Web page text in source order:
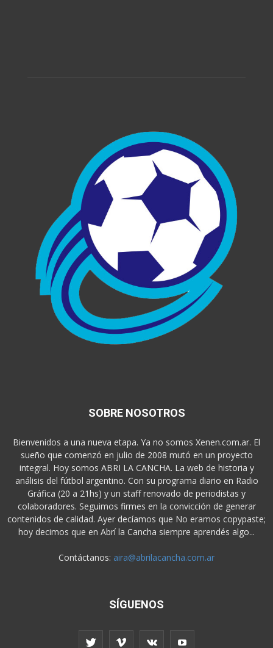
SOBRE NOSOTROS
Bienvenidos a una nueva etapa. Ya no somos Xenen.com.ar. El
sueño que comenzó en julio de 2008 mutó en un proyecto
integral. Hoy somos ABRI LA CANCHA. La web de historia y
análisis del fútbol argentino. Con su programa diario en Radio
Gráfica (20 a 21hs) y un staff renovado de periodistas y
colaboradores. Seguimos firmes en la convicción de generar
contenidos de calidad. Ayer decíamos que No eramos copypaste;
hoy decimos que en Abrí la Cancha siempre aprendés algo...
Contáctanos: aira@abrilacancha.com.ar
SÍGUENOS